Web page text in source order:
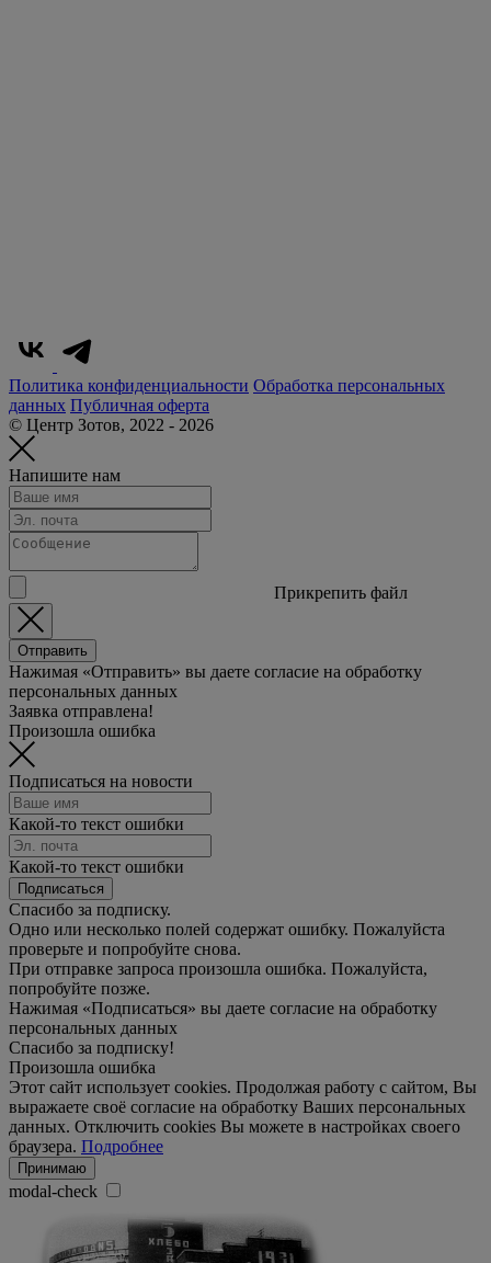
Политика конфиденциальности Обработка персональных
данных Публичная оферта
© Центр Зотов, 2022 - 2026
Напишите нам
Прикрепить файл
Отправить
Нажимая «Отправить» вы даете согласие на обработку
персональных данных
Заявка отправлена!
Произошла ошибка
Подписаться на новости
Какой-то текст ошибки
Какой-то текст ошибки
Подписаться
Спасибо за подписку.
Одно или несколько полей содержат ошибку. Пожалуйста
проверьте и попробуйте снова.
При отправке запроса произошла ошибка. Пожалуйста,
попробуйте позже.
Нажимая «Подписаться» вы даете согласие на обработку
персональных данных
Спасибо за подписку!
Произошла ошибка
Этот сайт использует cookies. Продолжая работу с сайтом, Вы
выражаете своё согласие на обработку Ваших персональных
данных. Отключить cookies Вы можете в настройках своего
браузера. Подробнее
Принимаю
modal-check